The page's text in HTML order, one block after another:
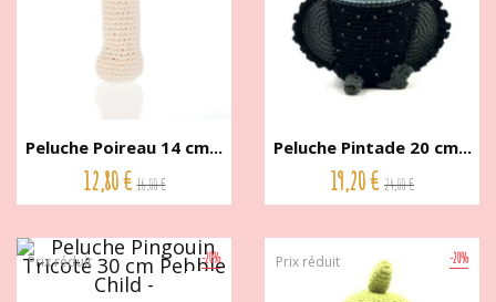
Peluche Poireau 14 cm...
12,80 € 16,00 €
Peluche Pintade 20 cm...
19,20 € 24,00 €
-20%
Prix réduit -20%
Prix réduit